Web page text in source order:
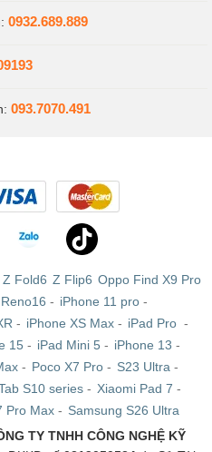
0932.689.889
093.7070.491
Z Fold6 Z Flip6 Oppo Find X9 Pro
- iPhone 11 pro-
- iPhone XS Max- iPad Pro -
15 - iPad Mini 5 - iPhone 13 -
- Poco X7 Pro - S23 Ultra -
S10 series - Xiaomi Pad 7 -
Pro Max- Samsung S26 Ultra
TY TNHH CÔNG NGHỆ KỸ